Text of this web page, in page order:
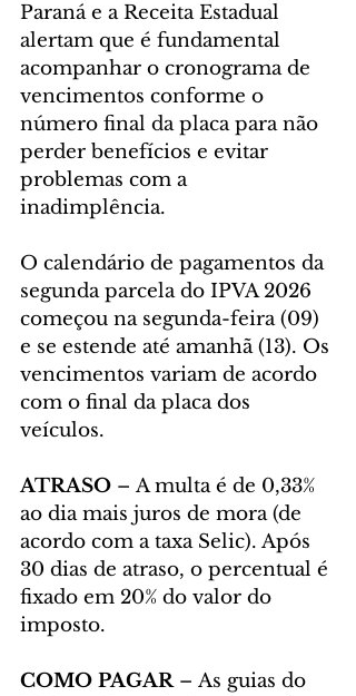
Paraná e a Receita Estadual
alertam que é fundamental
acompanhar o cronograma de
vencimentos conforme o
número final da placa para não
perder benefícios e evitar
problemas com a
inadimplência.
O calendário de pagamentos da
segunda parcela do IPVA 2026
começou na segunda-feira (09)
e se estende até amanhã (13). Os
vencimentos variam de acordo
com o final da placa dos
veículos.
ATRASO – A multa é de 0,33%
ao dia mais juros de mora (de
acordo com a taxa Selic). Após
30 dias de atraso, o percentual é
fixado em 20% do valor do
imposto.
COMO PAGAR – As guias do